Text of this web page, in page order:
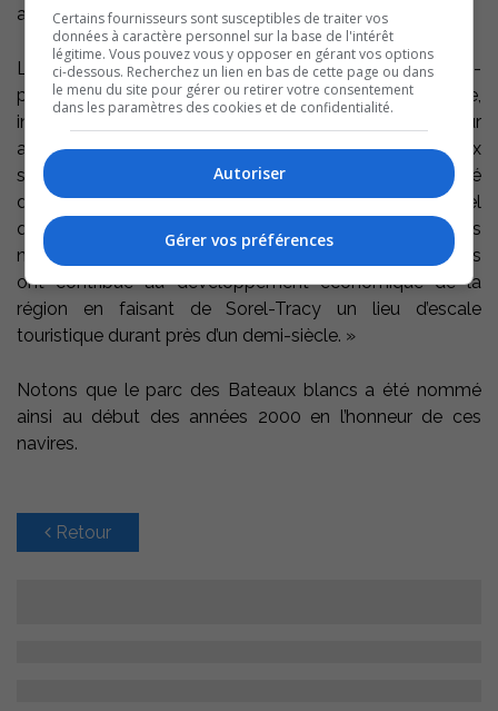
admirer à Sorel-Tracy, lieu d’escale et port d’attache.
Le maire suppléant de la Ville de Sorel-Tracy et vice-
président du comité du patrimoine, Martin Lajeunesse,
invite la population au parc des Bateaux blancs pour
admirer ces panneaux et ainsi se rappeler de beaux
souvenirs : « Je tiens à remercier les membres du comité
du patrimoine et la Société historique Pierre-de-Saurel
qui font ainsi revivre l’histoire des bateaux blancs. Ces
navires de croisière ont marqué la population locale et ils
ont contribué au développement économique de la
région en faisant de Sorel-Tracy un lieu d’escale
touristique durant près d’un demi-siècle. »
Notons que le parc des Bateaux blancs a été nommé
ainsi au début des années 2000 en l’honneur de ces
navires.
Retour
Certains fournisseurs sont susceptibles de traiter vos
données à caractère personnel sur la base de l'intérêt
légitime. Vous pouvez vous y opposer en gérant vos options
ci-dessous. Recherchez un lien en bas de cette page ou dans
le menu du site pour gérer ou retirer votre consentement
dans les paramètres des cookies et de confidentialité.
Autoriser
Gérer vos préférences